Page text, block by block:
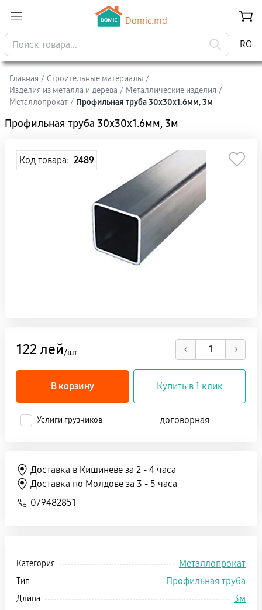
Domic.md
RO
Главная / Строительные материалы /
Изделия из металла и дерева / Mеталлические изделия /
Металлопрокат / Профильная труба 30x30x1.6мм, 3м
Профильная труба 30x30x1.6мм, 3м
Код товара: 2489
Категория Металлопрокат
Тип Профильная труба
Длина 3м
122 лей/шт.
В корзину Купить в 1 клик
Услиги грузчиков договорная
Доставка в Кишиневе за 2 - 4 часа
Доставка по Молдове за 3 - 5 часа
079482851